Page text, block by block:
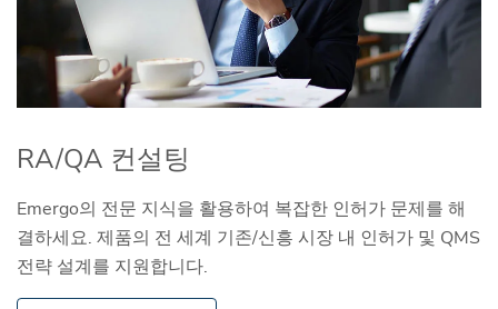
RA/QA 컨설팅
Emergo의 전문 지식을 활용하여 복잡한 인허가 문제를 해
결하세요. 제품의 전 세계 기존/신흥 시장 내 인허가 및 QMS
전략 설계를 지원합니다.